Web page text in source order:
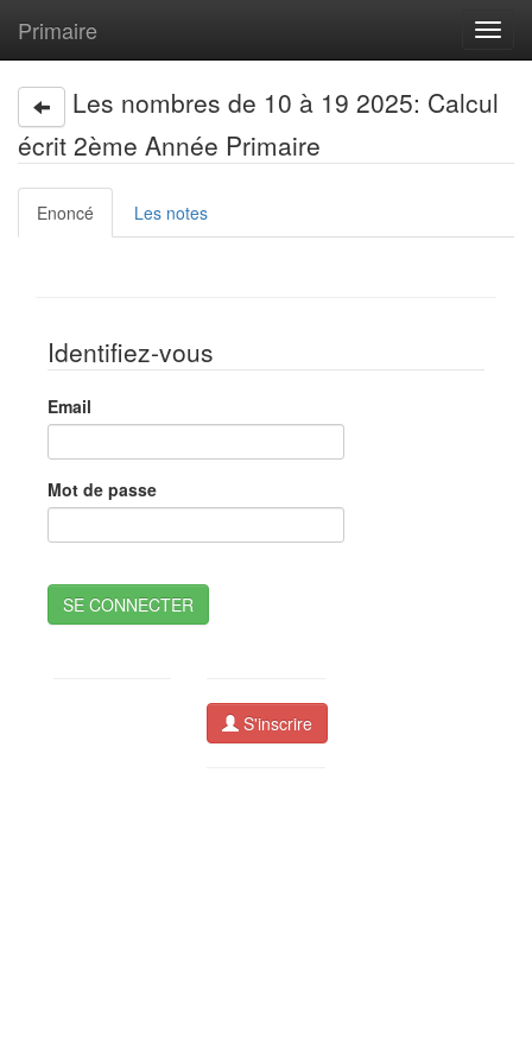
Primaire
Les nombres de 10 à 19 2025: Calcul
écrit 2ème Année Primaire
Enoncé Les notes
Identifiez-vous
Email
Mot de passe
SE CONNECTER
S'inscrire